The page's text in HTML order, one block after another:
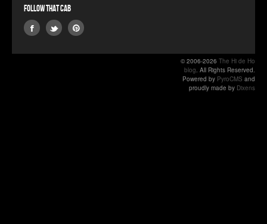
Follow that Cab
© 2006-2026 The Hi de Ho
blog . All Rights Reserved.
Powered by PyroCMS and
proudly made by Dixens